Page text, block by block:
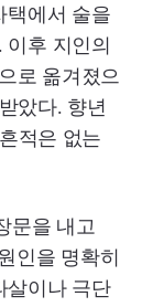
택에서 술을
후 지인의
로 옮겨졌으
았다. 향년
적은 없는
문을 내고
인을 명확히
살이나 극단